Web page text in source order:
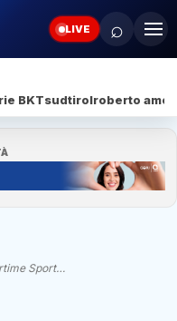
LIVE ⌕
BKTsudtirolroberto
Sport…